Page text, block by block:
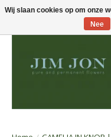
Wij slaan cookies op om onze
Nee